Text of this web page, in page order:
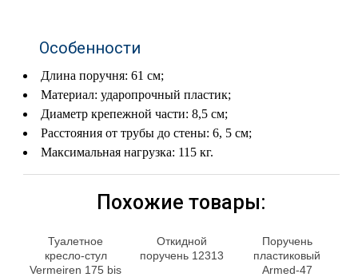
Особенности
Длина поручня: 61 см;
Материал: ударопрочный пластик;
Диаметр крепежной части: 8,5 см;
Расстояния от трубы до стены: 6, 5 см;
Максимальная нагрузка: 115 кг.
Похожие товары:
Туалетное
кресло-стул
Vermeiren 175 bis
Откидной
поручень 12313
Поручень
пластиковый
Armed-47